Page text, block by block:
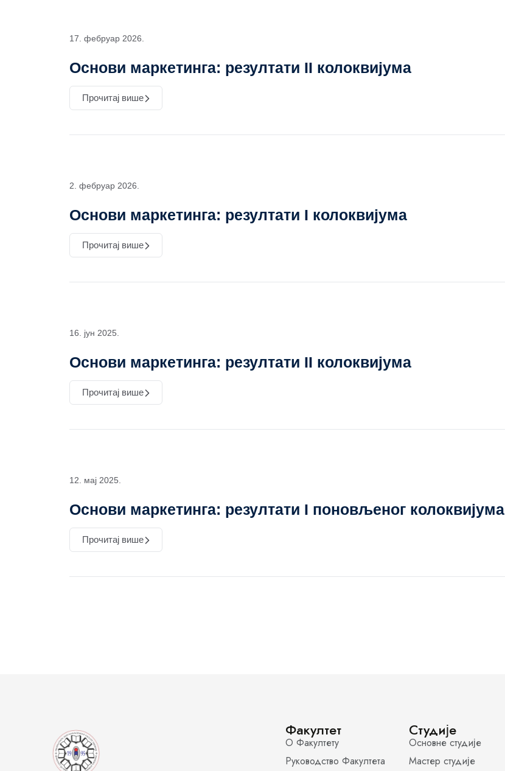
17. фебруар 2026.
Основи маркетинга: резултати II колоквијума
Прочитај више
2. фебруар 2026.
Основи маркетинга: резултати I колоквијума
Прочитај више
16. јун 2025.
Oснови маркетинга: резултати II колоквијума
Прочитај више
12. мај 2025.
Основи маркетинга: резултати I поновљеног колоквијума
Прочитај више
Факултет
О Факултету
Руководство Факултета
Студије
Основне студије
Мастер студије